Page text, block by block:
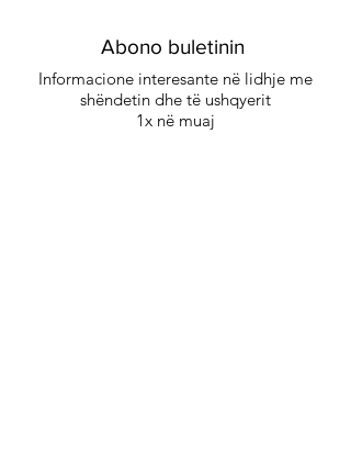
Abono buletinin
Informacione interesante në lidhje me
shëndetin dhe të ushqyerit
1x në muaj